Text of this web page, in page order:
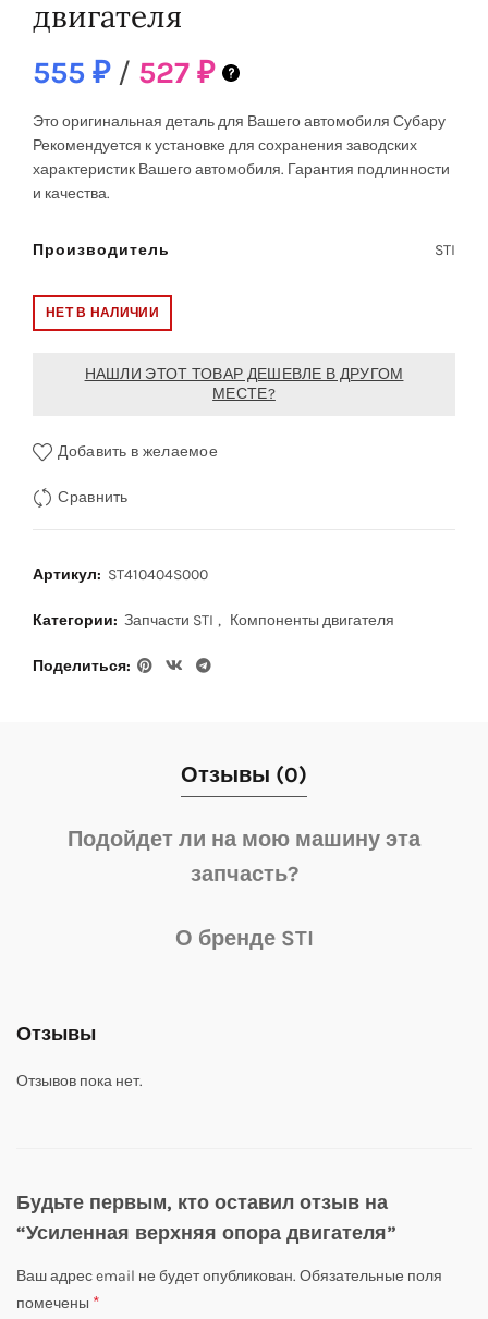
двигателя
555 ₽ / 527 ₽
Это оригинальная деталь для Вашего автомобиля Субару
Рекомендуется к установке для сохранения заводских
характеристик Вашего автомобиля. Гарантия подлинности
и качества.
Производитель STI
НЕТ В НАЛИЧИИ
НАШЛИ ЭТОТ ТОВАР ДЕШЕВЛЕ В ДРУГОМ
МЕСТЕ?
Добавить в желаемое
Сравнить
Артикул: ST410404S000
Категории: Запчасти STI , Компоненты двигателя
Поделиться
Отзывы (0)
Подойдет ли на мою машину эта
запчасть?
О бренде STI
Отзывы
Отзывов пока нет.
Будьте первым, кто оставил отзыв на
“Усиленная верхняя опора двигателя”
Ваш адрес email не будет опубликован. Обязательные поля
помечены *